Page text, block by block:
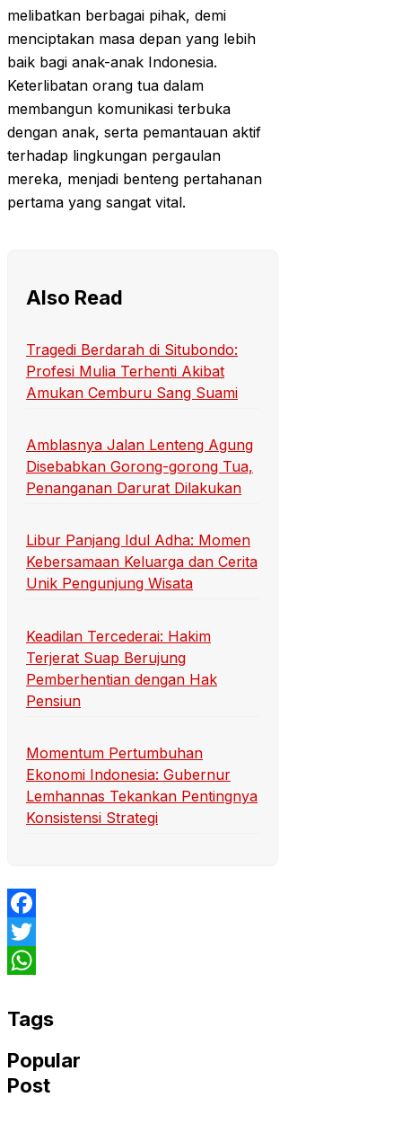
melibatkan berbagai pihak, demi
menciptakan masa depan yang lebih
baik bagi anak-anak Indonesia.
Keterlibatan orang tua dalam
membangun komunikasi terbuka
dengan anak, serta pemantauan aktif
terhadap lingkungan pergaulan
mereka, menjadi benteng pertahanan
pertama yang sangat vital.
Also Read
Tragedi Berdarah di Situbondo:
Profesi Mulia Terhenti Akibat
Amukan Cemburu Sang Suami
Amblasnya Jalan Lenteng Agung
Disebabkan Gorong-gorong Tua,
Penanganan Darurat Dilakukan
Libur Panjang Idul Adha: Momen
Kebersamaan Keluarga dan Cerita
Unik Pengunjung Wisata
Keadilan Tercederai: Hakim
Terjerat Suap Berujung
Pemberhentian dengan Hak
Pensiun
Momentum Pertumbuhan
Ekonomi Indonesia: Gubernur
Lemhannas Tekankan Pentingnya
Konsistensi Strategi
Facebook
Twitter
Tags
Popular
Post